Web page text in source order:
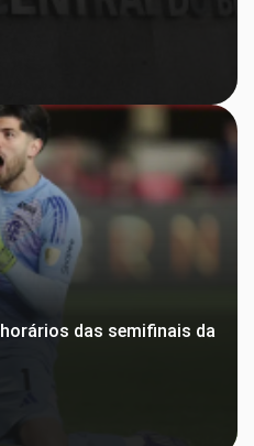
das semifinais da